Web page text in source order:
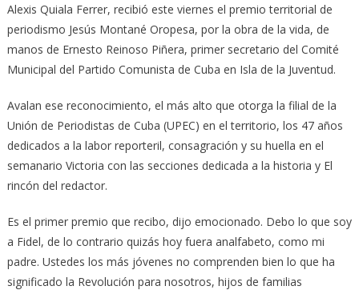
Alexis Quiala Ferrer, recibió este viernes el premio territorial de
periodismo Jesús Montané Oropesa, por la obra de la vida, de
manos de Ernesto Reinoso Piñera, primer secretario del Comité
Municipal del Partido Comunista de Cuba en Isla de la Juventud.
Avalan ese reconocimiento, el más alto que otorga la filial de la
Unión de Periodistas de Cuba (UPEC) en el territorio, los 47 años
dedicados a la labor reporteril, consagración y su huella en el
semanario Victoria con las secciones dedicada a la historia y El
rincón del redactor.
Es el primer premio que recibo, dijo emocionado. Debo lo que soy
a Fidel, de lo contrario quizás hoy fuera analfabeto, como mi
padre. Ustedes los más jóvenes no comprenden bien lo que ha
significado la Revolución para nosotros, hijos de familias